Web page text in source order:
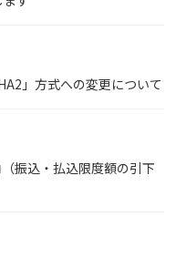
」方式への変更について
振込・払込限度額の引下